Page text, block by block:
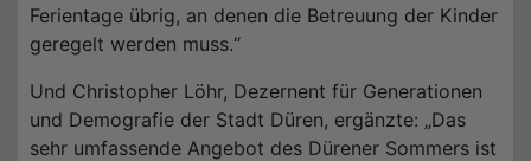
Ferientage übrig, an denen die Betreuung der Kinder
geregelt werden muss.“
Und Christopher Löhr, Dezernent für Generationen
und Demografie der Stadt Düren, ergänzte: „Das
sehr umfassende Angebot des Dürener Sommers ist